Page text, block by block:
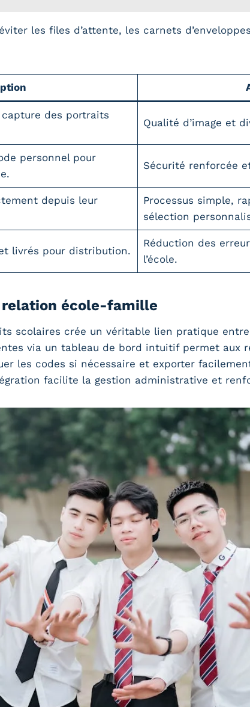
les files d’attente, les carnets
des portraits
Qualité d’image et
personnel pour
Sécurité renforcée
depuis leur
Processus simple,
sélection
livrés pour distribution.
Réduction des
l’école.
relation école-famille
scolaires crée un véritable lien pratique
via un tableau de bord intuitif permet aux
les codes si nécessaire et exporter
facilite la gestion administrative et